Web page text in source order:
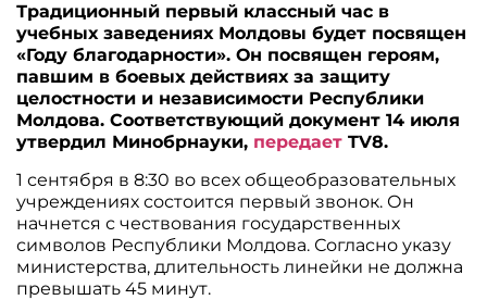
Традиционный первый классный час в
учебных заведениях Молдовы будет посвящен
«Году благодарности». Он посвящен героям,
павшим в боевых действиях за защиту
целостности и независимости Республики
Молдова. Соответствующий документ 14 июля
утвердил Минобрнауки, передает TV8.
1 сентября в 8:30 во всех общеобразовательных
учреждениях состоится первый звонок. Он
начнется с чествования государственных
символов Республики Молдова. Согласно указу
министерства, длительность линейки не должна
превышать 45 минут.